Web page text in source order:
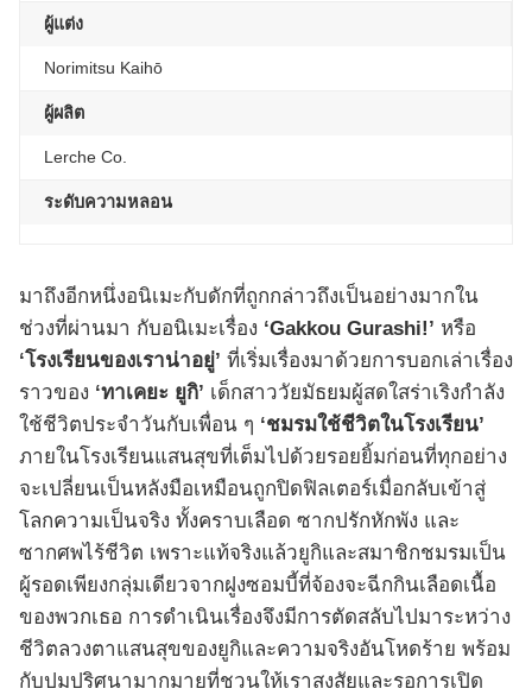
ผู้แต่ง
Norimitsu Kaihō
ผู้ผลิต
Lerche Co.
ระดับความหลอน
มาถึงอีกหนึ่งอนิเมะกับดักที่ถูกกล่าวถึงเป็นอย่างมากใน
ช่วงที่ผ่านมา กับอนิเมะเรื่อง ‘Gakkou Gurashi!’ หรือ
‘โรงเรียนของเราน่าอยู่’ ที่เริ่มเรื่องมาด้วยการบอกเล่าเรื่อง
ราวของ ‘ทาเคยะ ยูกิ’ เด็กสาววัยมัธยมผู้สดใสร่าเริงกำลัง
ใช้ชีวิตประจำวันกับเพื่อน ๆ ‘ชมรมใช้ชีวิตในโรงเรียน’
ภายในโรงเรียนแสนสุขที่เต็มไปด้วยรอยยิ้มก่อนที่ทุกอย่าง
จะเปลี่ยนเป็นหลังมือเหมือนถูกปิดฟิลเตอร์เมื่อกลับเข้าสู่
โลกความเป็นจริง ทั้งคราบเลือด ซากปรักหักพัง และ
ซากศพไร้ชีวิต เพราะแท้จริงแล้วยูกิและสมาชิกชมรมเป็น
ผู้รอดเพียงกลุ่มเดียวจากฝูงซอมบี้ที่จ้องจะฉีกกินเลือดเนื้อ
ของพวกเธอ การดำเนินเรื่องจึงมีการตัดสลับไปมาระหว่าง
ชีวิตลวงตาแสนสุขของยูกิและความจริงอันโหดร้าย พร้อม
กับปมปริศนามากมายที่ชวนให้เราสงสัยและรอการเปิด